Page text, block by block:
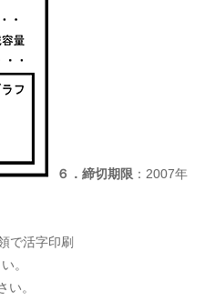
６．締切期限 ：2007年
で活字印刷
。
。